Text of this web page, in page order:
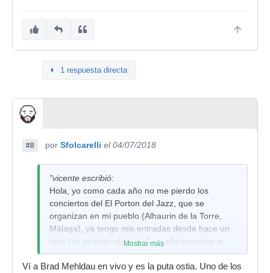
1 respuesta directa
#8 por Sfolcarelli el 04/07/2018
"vicente escribió:
Hola, yo como cada año no me pierdo los
conciertos del El Porton del Jazz, que se
organizan en mi pueblo (Alhaurin de la Torre,
Málaga), ya tengo mis entradas desde hace un
mes (se acaban rápido). Este año tenemos a:
Mostrar más
Ví a Brad Mehldau en vivo y es la puta ostia. Uno de los